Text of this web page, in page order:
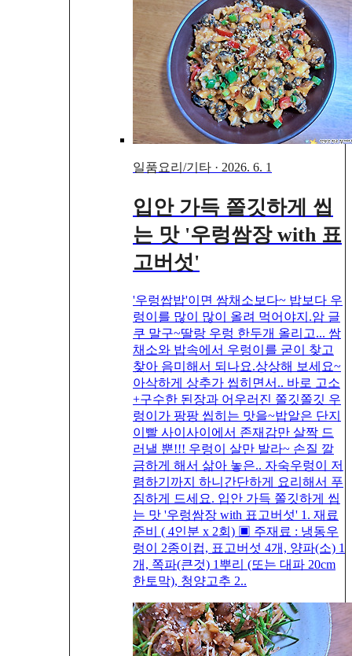
일품요리/기타 · 2026. 6. 1
입안 가득 쫄깃하게 씹
는 맛 '우렁쌈장 with 표
고버섯'
'우렁쌉밥'이면 쌈채소보다~ 밥보다 우
렁이를 많이 많이 올려 먹어야지.암 글
쿠 말구~딸랑 우렁 한두개 올리고... 쌈
채소와 밥속에서 우렁이를 굳이 찾고
찾아 음미해서 되나요.상상해 보세요~
아삭하게 상추가 씹히면서.. 바로 고소
+구수한 된장과 어우러진 쫄깃쫄깃 우
렁이가 팡팡 씹히는 맛을~밥알은 단지
이빨 사이사이에서 존재감만 살짝 드
러낼 뿐!!! 우렁이 살만 발라~ 손질 깔
금하게 해서 삶아 놓은.. 자숙우렁이 저
렴하기까지 하니간단하게 요리해서 푸
짐하게 드세요. 입안 가득 쫄깃하게 씹
는 맛 '우렁쌈장 with 표고버섯' 1. 재료
준비 ( 4인분 x 2회) ▣ 주재료 : 냉동우
렁이 2종이컵, 표고버섯 4개, 양파(소) 1
개, 쪽파(큰것) 1뿌리 (또는 대파 20cm
한토막), 청양고추 2..